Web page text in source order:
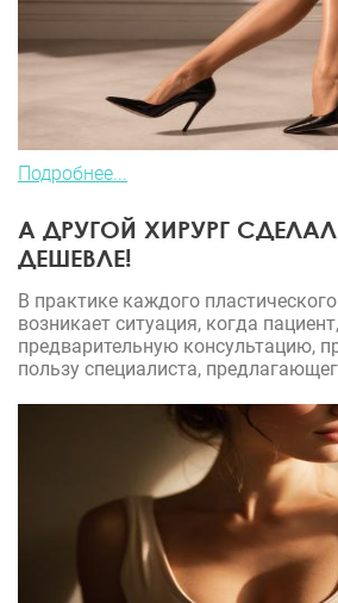
Подробнее...
А ДРУГОЙ ХИРУРГ
ДЕШЕВЛЕ!
В практике каждого
возникает ситуация, когда
предварительную консультацию,
пользу специалиста,